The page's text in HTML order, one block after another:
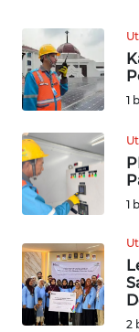
1
1
2
JABAR
WN
BANTEN
WN
NTT
KEPRI
WN
PAPUA